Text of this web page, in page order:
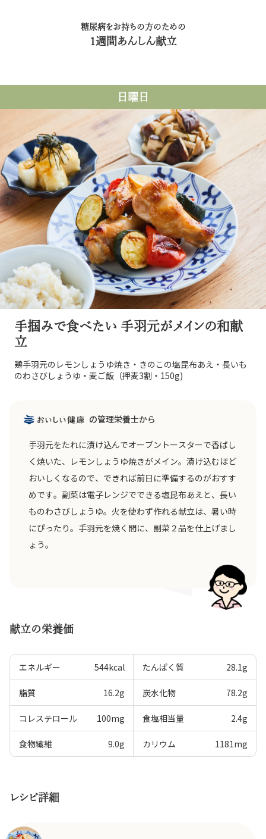
糖尿病をお持ちの方のための
1週間あんしん献立
日曜日
手掴みで食べたい 手羽元がメインの和献
立
鶏手羽元のレモンしょうゆ焼き・きのこの塩昆布あえ・長いも
のわさびしょうゆ・麦ご飯（押麦3割・150g)
の管理栄養士から
手羽元をたれに漬け込んでオーブントースターで香ばし
く焼いた、レモンしょうゆ焼きがメイン。漬け込むほど
おいしくなるので、できれば前日に準備するのがおすす
めです。副菜は電子レンジでできる塩昆布あえと、長い
ものわさびしょうゆ。火を使わず作れる献立は、暑い時
にぴったり。手羽元を焼く間に、副菜２品を仕上げまし
ょう。
献立の栄養価
エネルギー 544kcal たんぱく質 28.1g
脂質 16.2g 炭水化物 78.2g
コレステロール 100mg 食塩相当量 2.4g
食物繊維 9.0g カリウム 1181mg
レシピ詳細